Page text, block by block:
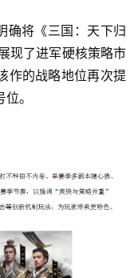
确将《三国：天下归
现了进军硬核策略市
作的战略地位再次提
。